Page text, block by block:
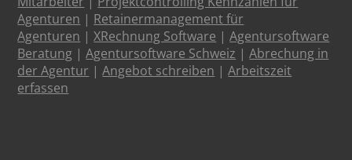
Agenturen | Retainermanagement für
Agenturen |XRechnung Software |Agentursoftware
Beratung |Agentursoftware Schweiz |Abrechung in
der Agentur |Angebot schreiben |Arbeitszeit
erfassen